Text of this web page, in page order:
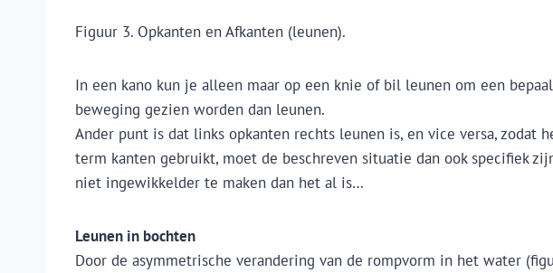
Figuur 3. Opkanten en Afkanten (leunen).
In een kano kun je alleen maar op een knie of bil leunen om een
beweging gezien worden dan leunen.
Ander punt is dat links opkanten rechts leunen is, en vice versa,
term kanten gebruikt, moet de beschreven situatie dan ook specifiek
niet ingewikkelder te maken dan het al is…
Leunen in bochten
Door de asymmetrische verandering van de rompvorm in het water